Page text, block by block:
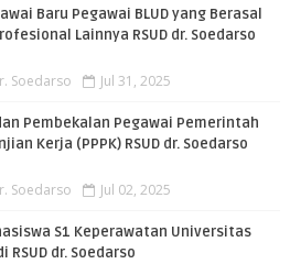
Baru Pegawai BLUD yang Berasal
Lainnya RSUD dr. Soedarso
Soedarso Jul 31, 2025
Pembekalan Pegawai Pemerintah
Kerja (PPPK) RSUD dr. Soedarso
Soedarso Jul 02, 2025
S1 Keperawatan Universitas
RSUD dr. Soedarso